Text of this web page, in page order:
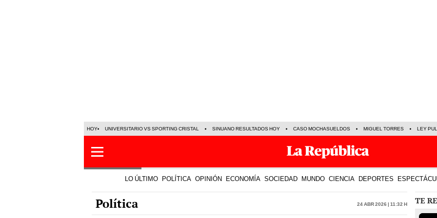
HOY UNIVERSITARIO VS SPORTING CRISTAL SINUANO RESULTADOS HOY CASO MOCHASUELDOS MIGUEL TORRES LEY
LO ÚLTIMO POLÍTICA OPINIÓN ECONOMÍA SOCIEDAD MUNDO CIENCIA DEPORTES
Política 24 Abr 2026 | 11:32 h TE